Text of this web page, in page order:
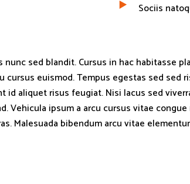
Sociis
sed blandit. Cursus in hac habitasse
euismod. Tempus egestas sed sed
aliquet risus feugiat. Nisi lacus sed
Vehicula ipsum a arcu cursus vitae congue
Malesuada bibendum arcu vitae